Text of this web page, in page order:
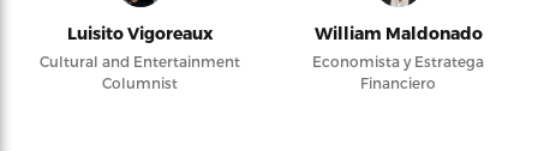
Luisito Vigoreaux
Cultural and Entertainment
Columnist
William Maldonado
Economista y Estratega
Financiero